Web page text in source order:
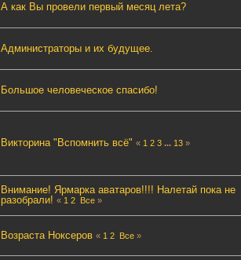
А как Вы провели первый месяц лета?
Администраторы и их будущее.
Большое человеческое спасибо!
Викторина "Вспомнить всё" « 1 2 3 ... 13»
Внимание! Ярмарка аватаров!!!! Налетай пока не
разобрали! « 1 2 Все»
Возраста Ноксеров « 1 2 Все»